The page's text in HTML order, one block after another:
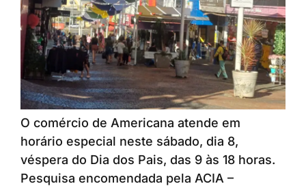
O comércio de Americana atende em
horário especial neste sábado, dia 8,
véspera do Dia dos Pais, das 9 às 18 horas.
Pesquisa encomendada pela ACIA –